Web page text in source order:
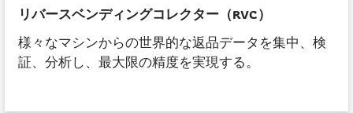
リバースベンディングコレクター（RVC）
様々なマシンからの世界的な返品データを集中、検
証、分析し、最大限の精度を実現する。